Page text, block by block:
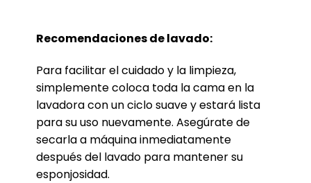
Recomendaciones de lavado:
Para facilitar el cuidado y la limpieza,
simplemente coloca toda la cama en la
lavadora con un ciclo suave y estará lista
para su uso nuevamente. Asegúrate de
secarla a máquina inmediatamente
después del lavado para mantener su
esponjosidad.